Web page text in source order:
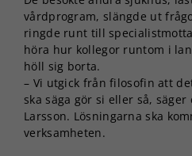
vårdprogram, slängde ut
ringde runt till
höra hur kollegor runtom i
höll sig borta.
– Vi utgick från filosofin att
ska säga gör si eller så,
Larsson. Lösningarna ska
verksamheten.